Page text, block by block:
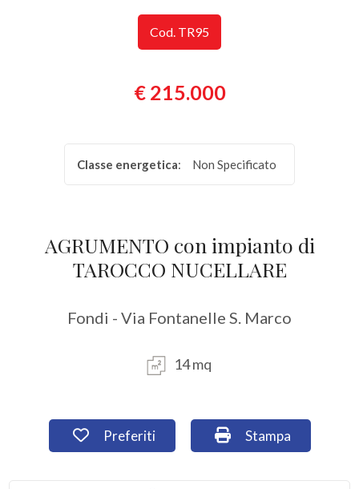
Cod. TR95
€ 215.000
Classe energetica: Non Specificato
AGRUMENTO con impianto di
TAROCCO NUCELLARE
Fondi - Via Fontanelle S. Marco
14 mq
Preferiti: Cod. TR95
Preferiti Stampa: Cod. TR95
Stampa
multiscelta
Industriali